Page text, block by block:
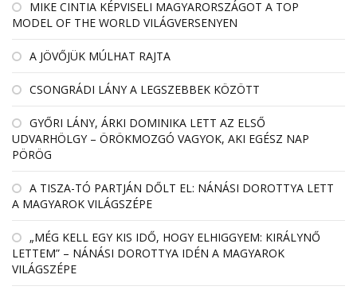
MIKE CINTIA KÉPVISELI MAGYARORSZÁGOT A TOP
MODEL OF THE WORLD VILÁGVERSENYEN
A JÖVŐJÜK MÚLHAT RAJTA
CSONGRÁDI LÁNY A LEGSZEBBEK KÖZÖTT
GYŐRI LÁNY, ÁRKI DOMINIKA LETT AZ ELSŐ
UDVARHÖLGY – ÖRÖKMOZGÓ VAGYOK, AKI EGÉSZ NAP
PÖRÖG
A TISZA-TÓ PARTJÁN DŐLT EL: NÁNÁSI DOROTTYA LETT
A MAGYAROK VILÁGSZÉPE
„MÉG KELL EGY KIS IDŐ, HOGY ELHIGGYEM: KIRÁLYNŐ
LETTEM” – NÁNÁSI DOROTTYA IDÉN A MAGYAROK
VILÁGSZÉPE